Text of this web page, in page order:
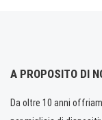
A PROPOSITO DI
Da oltre 10 anni